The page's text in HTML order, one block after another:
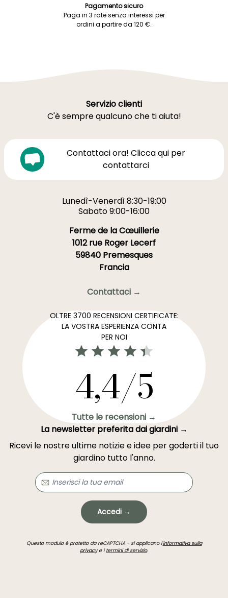
Pagamento sicuro
Paga in 3 rate senza interessi per
ordini a partire da 120 €.
Servizio clienti
C'è sempre qualcuno che ti aiuta!
Contattaci ora! Clicca qui per
contattarci
Lunedì-Venerdì 8:30-19:00
Sabato 9:00-16:00
Ferme de la Cœuillerie
1012 rue Roger Lecerf
59840 Premesques
Francia
Contattaci →
OLTRE 3700 RECENSIONI CERTIFICATE:
LA VOSTRA ESPERIENZA CONTA
PER NOI
4,4/5
Tutte le recensioni →
La newsletter preferita dai giardini →
Ricevi le nostre ultime notizie e idee per goderti il tuo
giardino tutto l'anno.
Accedi →
Questo modulo è protetto da reCAPTCHA - si applicano l'informativa sulla
privacye itermini di servizio.